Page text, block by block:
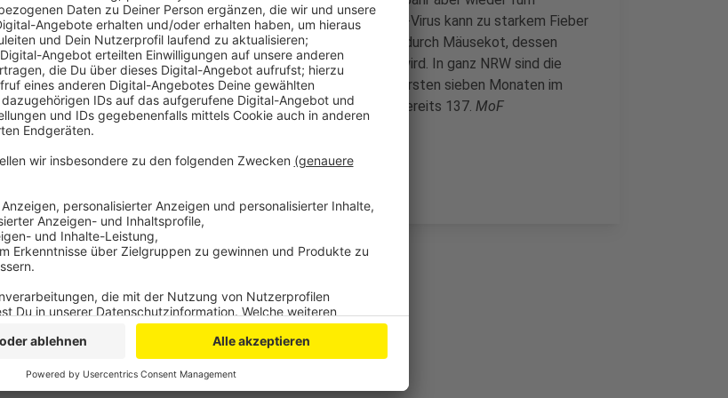
Infektionen, heißt es vom Landeszentrum Gesundheit. Das Hanta-Virus kann zu starkem Fieber
und zu Nierenproblemen führen. Übertragen wird es zum Beispiel durch Mäusekot, dessen
Staub beispielsweise in Gartenhütten oder Garagen eingeatmet wird. In ganz NRW sind die
Infektionen in diesem Jahr massiv angestiegen. Waren es in den ersten sieben Monaten im
vergangenen Jahr insgesamt 18 Fälle, so sind es in diesem Jahr bereits 137. MoF